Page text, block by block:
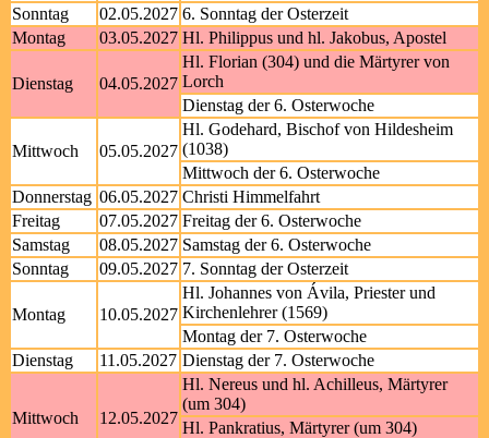
Sonntag
02.05.2027 6. Sonntag der Osterzeit
Montag
03.05.2027 Hl. Philippus und hl. Jakobus, Apostel
Dienstag 04.05.2027
Hl. Florian (304) und die Märtyrer von
Lorch
Dienstag der 6. Osterwoche
Mittwoch 05.05.2027
Hl. Godehard, Bischof von Hildesheim
(1038)
Mittwoch der 6. Osterwoche
Donnerstag 06.05.2027 Christi Himmelfahrt
Freitag
07.05.2027 Freitag der 6. Osterwoche
Samstag
08.05.2027 Samstag der 6. Osterwoche
Sonntag
09.05.2027 7. Sonntag der Osterzeit
Montag 10.05.2027
Hl. Johannes von Ávila, Priester und
Kirchenlehrer (1569)
Montag der 7. Osterwoche
Dienstag
11.05.2027 Dienstag der 7. Osterwoche
Mittwoch 12.05.2027
Hl. Nereus und hl. Achilleus, Märtyrer
(um 304)
Hl. Pankratius, Märtyrer (um 304)